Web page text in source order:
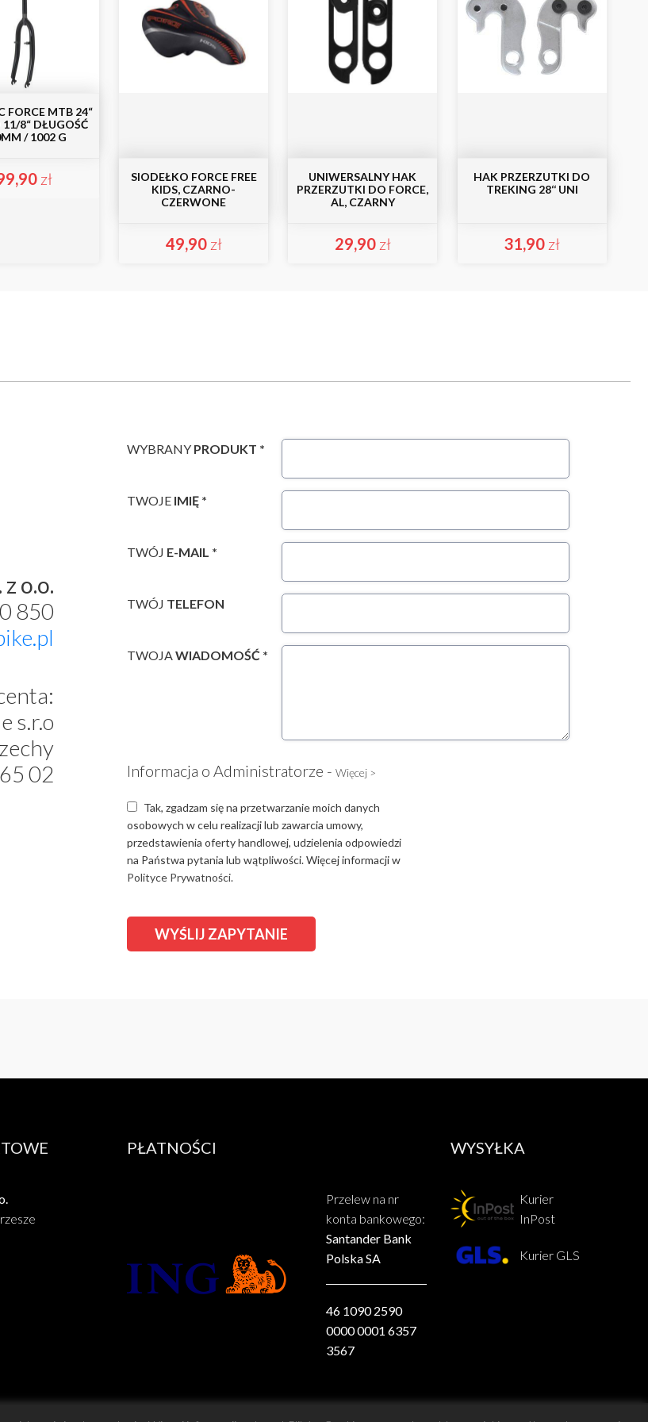
FORCE MTB 24“
8“ DŁUGOŚĆ
/ 1002 G
zł
SIODEŁKO FORCE FREE
KIDS, CZARNO-
CZERWONE
49,90 zł
UNIWERSALNY HAK
PRZERZUTKI DO FORCE,
AL, CZARNY
29,90 zł
HAK PRZERZUTKI DO
TREKING 28‘‘ UNI
31,90 zł
o.o.
850
s.r.o
02
WYBRANY PRODUKT *
TWOJE IMIĘ *
TWÓJ E-MAIL *
TWÓJ TELEFON
TWOJAWIADOMOŚĆ *
Informacja o Administratorze - Więcej >
Tak, zgadzam się na przetwarzanie moich danych
osobowych w celu realizacji lub zawarcia umowy,
przedstawienia oferty handlowej, udzielenia odpowiedzi
na Państwa pytania lub wątpliwości. Więcej informacji w
Polityce Prywatności.
PŁATNOŚCI
Przelew na nr
konta bankowego:
Santander Bank
Polska SA
46 1090 2590
0000 0001 6357
3567
WYSYŁKA
Kurier
InPost
Kurier GLS